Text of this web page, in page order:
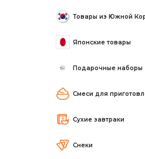
Товары из Южной
Японские товары
Подарочные наборы
Смеси для
Сухие завтраки
Снеки